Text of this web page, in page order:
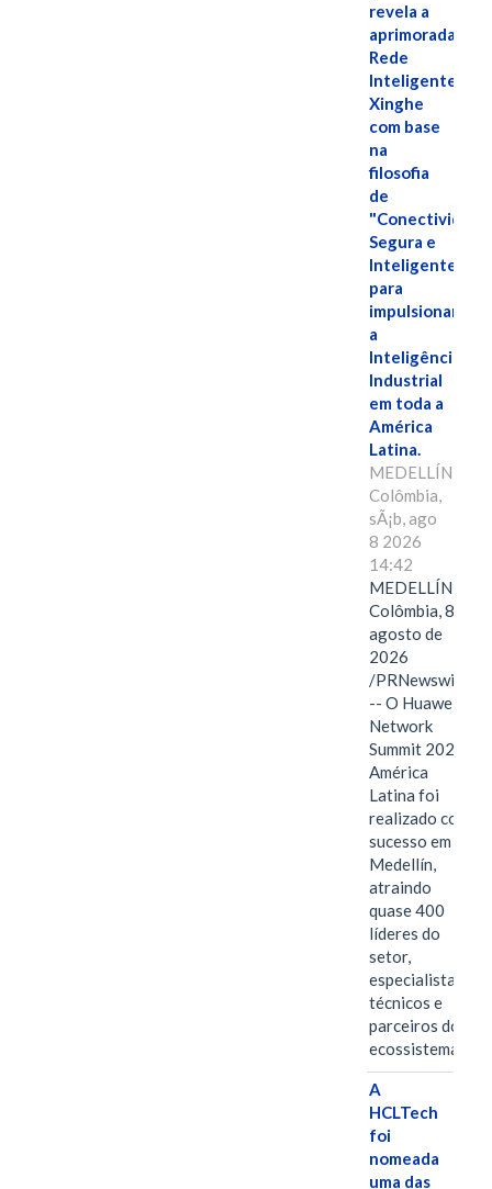
revela a
aprimorada
Rede
Inteligente
Xinghe
com base
na
filosofia
de
"Conectividade
Segura e
Inteligente"
para
impulsionar
a
Inteligência
Industrial
em toda a
América
Latina.
MEDELLÍN,
Colômbia,
sÃ¡b, ago
8 2026
14:42
MEDELLÍN,
Colômbia, 8 de
agosto de
2026
/PRNewswire/
-- O Huawei
Network
Summit 2026
América
Latina foi
realizado com
sucesso em
Medellín,
atraindo
quase 400
líderes do
setor,
especialistas
técnicos e
parceiros do
ecossistema.…
A
HCLTech
foi
nomeada
uma das